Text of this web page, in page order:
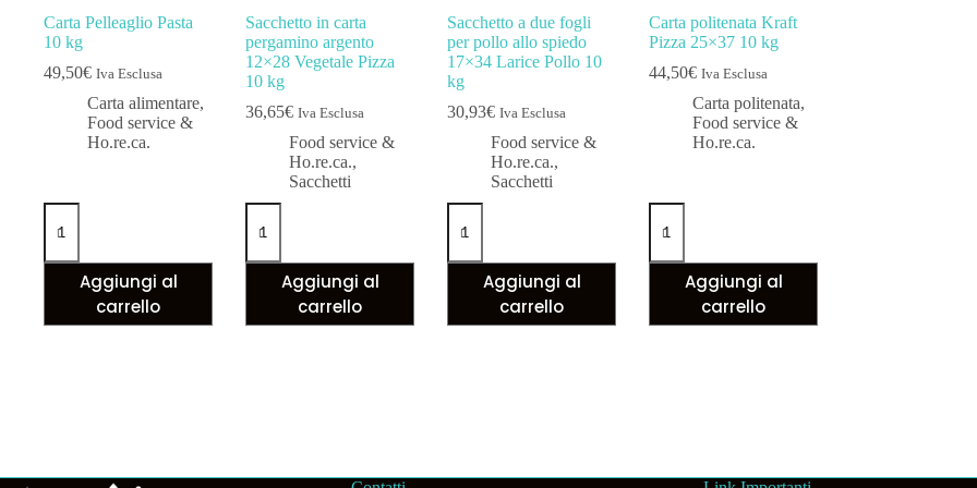
Carta Pelleaglio Pasta
10 kg
49,50€ Iva Esclusa
Carta alimentare,
Food service &
Ho.re.ca.
Aggiungi al
carrello
Sacchetto in carta
pergamino argento
12×28 Vegetale Pizza
10 kg
36,65€ Iva Esclusa
Food service &
Ho.re.ca.,
Sacchetti
Aggiungi al
carrello
Sacchetto a due fogli
per pollo allo spiedo
17×34 Larice Pollo 10
kg
30,93€ Iva Esclusa
Food service &
Ho.re.ca.,
Sacchetti
Aggiungi al
carrello
Carta politenata Kraft
Pizza 25×37 10 kg
44,50€ Iva Esclusa
Carta politenata,
Food service &
Ho.re.ca.
Aggiungi al
carrello